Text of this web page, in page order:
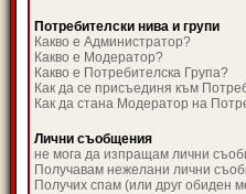
Потребителски нива и групи
Какво е Администратор?
Какво е Модератор?
Какво е Потребителска Група?
Как да се присъединя към
Как да стана Модератор на
Лични съобщения
не мога да изпращам лични
Получавам нежелани лични
Получих спам (или друг обиден